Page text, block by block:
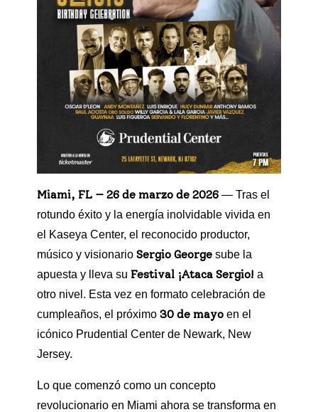
Miami, FL — 26 de marzo de 2026 — Tras el
rotundo éxito y la energía inolvidable vivida en
el Kaseya Center, el reconocido productor,
músico y visionario Sergio George sube la
apuesta y lleva su Festival ¡Ataca Sergio! a
otro nivel. Esta vez en formato celebración de
cumpleaños, el próximo 30 de mayo en el
icónico Prudential Center de Newark, New
Jersey.
Lo que comenzó como un concepto
revolucionario en Miami ahora se transforma en